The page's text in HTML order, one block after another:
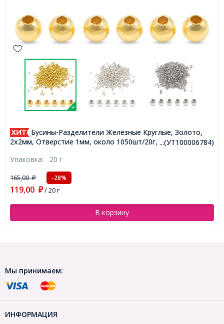
...(УТ100006784)
Бусины-Разделители Железные Круглые, Золото,
2х2мм, Отверстие 1мм, около 1050шт/20г, (УТ100006784)
Упаковка: 20 г
165,00₽ -28%
119,00 ₽/ 20 г
В корзину
Мы принимаем:
ИНФОРМАЦИЯ